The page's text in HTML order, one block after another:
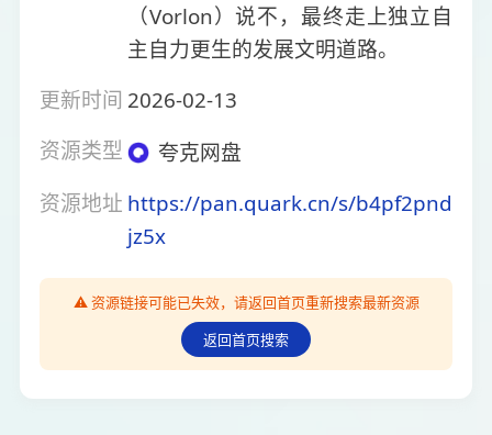
（Vorlon）说不，最终走上独立自
主自力更生的发展文明道路。
更新时间 2026-02-13
资源类型
夸克网盘
资源地址 https://pan.quark.cn/s/b4pf2pnd
jz5x
⚠️ 资源链接可能已失效，请返回首页重新搜索最新资源
返回首页搜索